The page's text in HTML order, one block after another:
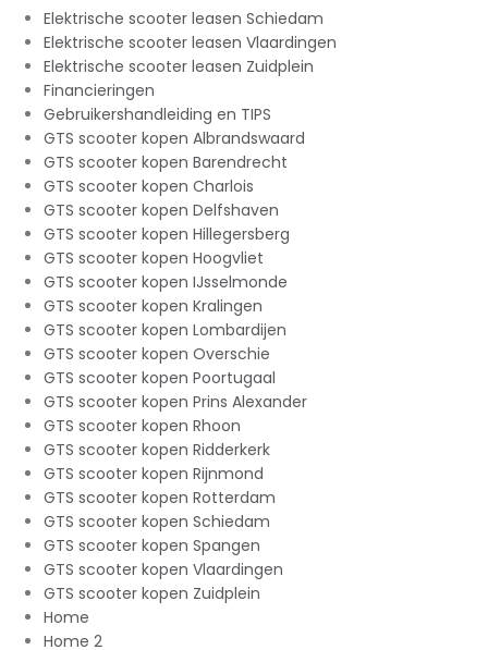
Elektrische scooter leasen Schiedam
Elektrische scooter leasen Vlaardingen
Elektrische scooter leasen Zuidplein
Financieringen
Gebruikershandleiding en TIPS
GTS scooter kopen Albrandswaard
GTS scooter kopen Barendrecht
GTS scooter kopen Charlois
GTS scooter kopen Delfshaven
GTS scooter kopen Hillegersberg
GTS scooter kopen Hoogvliet
GTS scooter kopen IJsselmonde
GTS scooter kopen Kralingen
GTS scooter kopen Lombardijen
GTS scooter kopen Overschie
GTS scooter kopen Poortugaal
GTS scooter kopen Prins Alexander
GTS scooter kopen Rhoon
GTS scooter kopen Ridderkerk
GTS scooter kopen Rijnmond
GTS scooter kopen Rotterdam
GTS scooter kopen Schiedam
GTS scooter kopen Spangen
GTS scooter kopen Vlaardingen
GTS scooter kopen Zuidplein
Home
Home 2